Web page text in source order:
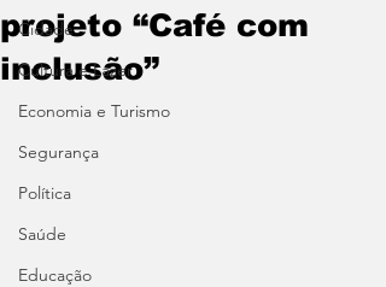
Cidade
Cultura e Lazer
Economia e Turismo
Segurança
Política
Saúde
Educação
projeto “Café com
inclusão”